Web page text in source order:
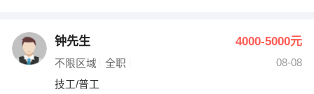
钟先生 4000-5000元
不限区域 全职
08-08
技工/普工